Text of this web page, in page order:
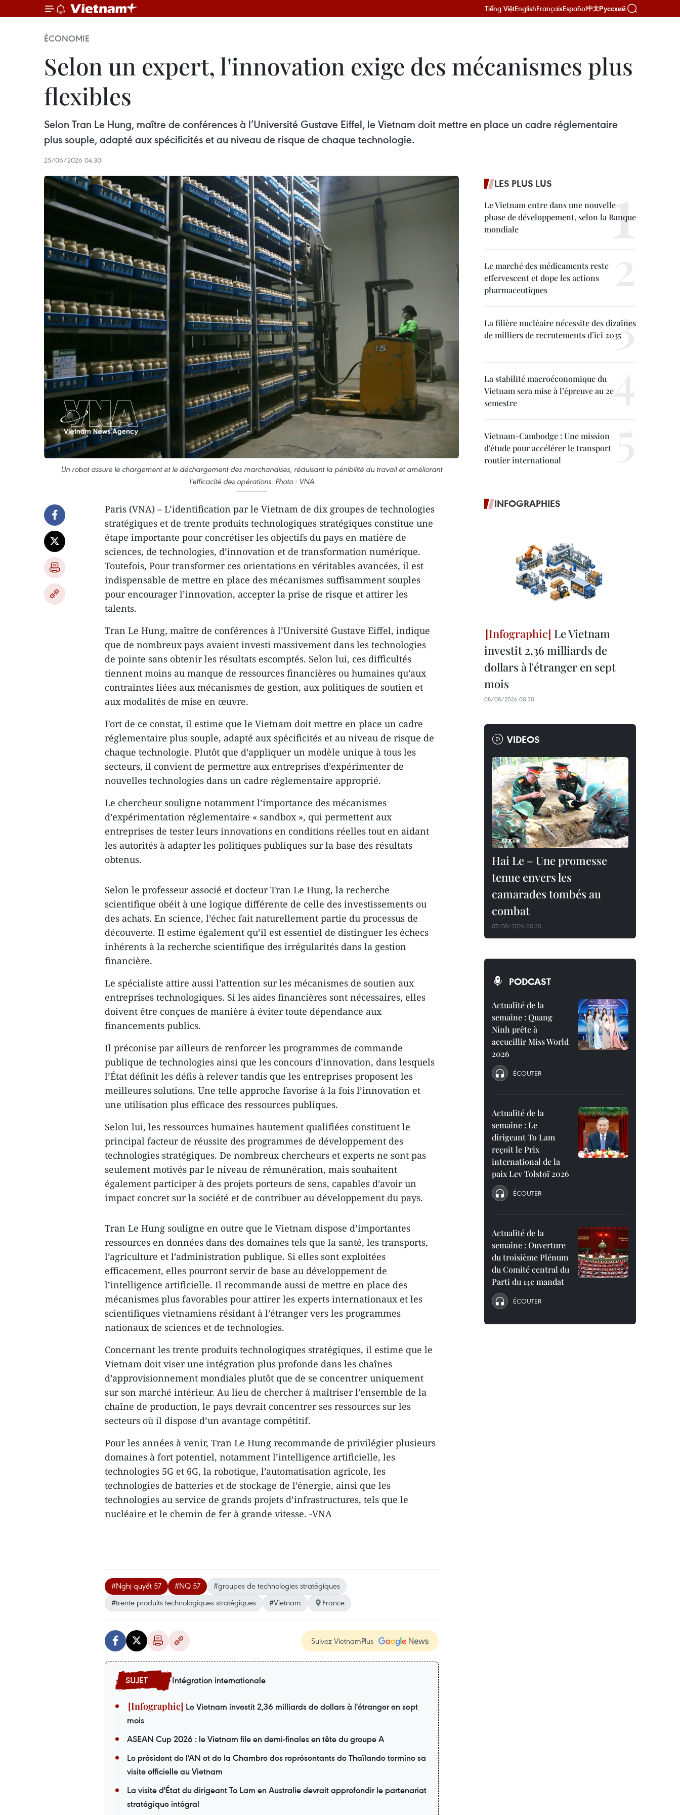
Tiếng ViệtEnglishFrançaisEspañol中文Русский
ÉCONOMIE
Selon un expert, l'innovation exige des mécanismes plus
flexibles
Selon Tran Le Hung, maître de conférences à l’Université Gustave Eiffel, le Vietnam doit mettre en place un cadre réglementaire
plus souple, adapté aux spécificités et au niveau de risque de chaque technologie.
25/06/2026 04:30
Un robot assure le chargement et le déchargement des marchandises, réduisant la pénibilité du travail et améliorant
l'efficacité des opérations. Photo : VNA
Paris (VNA) – L’identification par le Vietnam de dix groupes de technologies
stratégiques et de trente produits technologiques stratégiques constitue une
étape importante pour concrétiser les objectifs du pays en matière de
sciences, de technologies, d’innovation et de transformation numérique.
Toutefois, Pour transformer ces orientations en véritables avancées, il est
indispensable de mettre en place des mécanismes suffisamment souples
pour encourager l’innovation, accepter la prise de risque et attirer les
talents.
Tran Le Hung, maître de conférences à l’Université Gustave Eiffel, indique
que de nombreux pays avaient investi massivement dans les technologies
de pointe sans obtenir les résultats escomptés. Selon lui, ces difficultés
tiennent moins au manque de ressources financières ou humaines qu’aux
contraintes liées aux mécanismes de gestion, aux politiques de soutien et
aux modalités de mise en œuvre.
Fort de ce constat, il estime que le Vietnam doit mettre en place un cadre
réglementaire plus souple, adapté aux spécificités et au niveau de risque de
chaque technologie. Plutôt que d’appliquer un modèle unique à tous les
secteurs, il convient de permettre aux entreprises d’expérimenter de
nouvelles technologies dans un cadre réglementaire approprié.
Le chercheur souligne notamment l’importance des mécanismes
d’expérimentation réglementaire « sandbox », qui permettent aux
entreprises de tester leurs innovations en conditions réelles tout en aidant
les autorités à adapter les politiques publiques sur la base des résultats
obtenus.
Selon le professeur associé et docteur Tran Le Hung, la recherche
scientifique obéit à une logique différente de celle des investissements ou
des achats. En science, l’échec fait naturellement partie du processus de
découverte. Il estime également qu’il est essentiel de distinguer les échecs
inhérents à la recherche scientifique des irrégularités dans la gestion
financière.
Le spécialiste attire aussi l’attention sur les mécanismes de soutien aux
entreprises technologiques. Si les aides financières sont nécessaires, elles
doivent être conçues de manière à éviter toute dépendance aux
financements publics.
Il préconise par ailleurs de renforcer les programmes de commande
publique de technologies ainsi que les concours d’innovation, dans lesquels
l’État définit les défis à relever tandis que les entreprises proposent les
meilleures solutions. Une telle approche favorise à la fois l’innovation et
une utilisation plus efficace des ressources publiques.
Selon lui, les ressources humaines hautement qualifiées constituent le
principal facteur de réussite des programmes de développement des
technologies stratégiques. De nombreux chercheurs et experts ne sont pas
seulement motivés par le niveau de rémunération, mais souhaitent
également participer à des projets porteurs de sens, capables d’avoir un
impact concret sur la société et de contribuer au développement du pays.
Tran Le Hung souligne en outre que le Vietnam dispose d’importantes
ressources en données dans des domaines tels que la santé, les transports,
l’agriculture et l’administration publique. Si elles sont exploitées
efficacement, elles pourront servir de base au développement de
l’intelligence artificielle. Il recommande aussi de mettre en place des
mécanismes plus favorables pour attirer les experts internationaux et les
scientifiques vietnamiens résidant à l’étranger vers les programmes
nationaux de sciences et de technologies.
Concernant les trente produits technologiques stratégiques, il estime que le
Vietnam doit viser une intégration plus profonde dans les chaînes
d’approvisionnement mondiales plutôt que de se concentrer uniquement
sur son marché intérieur. Au lieu de chercher à maîtriser l’ensemble de la
chaîne de production, le pays devrait concentrer ses ressources sur les
secteurs où il dispose d’un avantage compétitif.
Pour les années à venir, Tran Le Hung recommande de privilégier plusieurs
domaines à fort potentiel, notamment l’intelligence artificielle, les
technologies 5G et 6G, la robotique, l’automatisation agricole, les
technologies de batteries et de stockage de l’énergie, ainsi que les
technologies au service de grands projets d’infrastructures, tels que le
nucléaire et le chemin de fer à grande vitesse. -VNA
#Nghị quyết 57 #NQ 57
#groupes de technologies stratégiques
#trente produits technologiques stratégiques
#Vietnam France
Suivez VietnamPlus
Intégration internationale
Le Vietnam investit 2,36 milliards de dollars à l'étranger en sept
mois
ASEAN Cup 2026 : le Vietnam file en demi-finales en tête du groupe A
Le président de l'AN et de la Chambre des représentants de Thaïlande termine sa
visite officielle au Vietnam
La visite d'État du dirigeant To Lam en Australie devrait approfondir le partenariat
stratégique intégral
LES PLUS LUS
Le Vietnam entre dans une nouvelle
phase de développement, selon la Banque
mondiale
Le marché des médicaments reste
effervescent et dope les actions
pharmaceutiques
La filière nucléaire nécessite des dizaines
de milliers de recrutements d’ici 2035
La stabilité macroéconomique du
Vietnam sera mise à l’épreuve au 2e
semestre
Vietnam-Cambodge : Une mission
d'étude pour accélérer le transport
routier international
INFOGRAPHIES
Le Vietnam
investit 2,36 milliards de
dollars à l'étranger en sept
mois
08/08/2026 00:30
VIDEOS
Hai Le – Une promesse
tenue envers les
camarades tombés au
combat
07/08/2026 00:30
PODCAST
Actualité de la
semaine : Quang
Ninh prête à
accueillir Miss World
2026
ÉCOUTER
Actualité de la
semaine : Le
dirigeant To Lam
reçoit le Prix
international de la
paix Lev Tolstoï 2026
ÉCOUTER
Actualité de la
semaine : Ouverture
du troisième Plénum
du Comité central du
Parti du 14e mandat
ÉCOUTER